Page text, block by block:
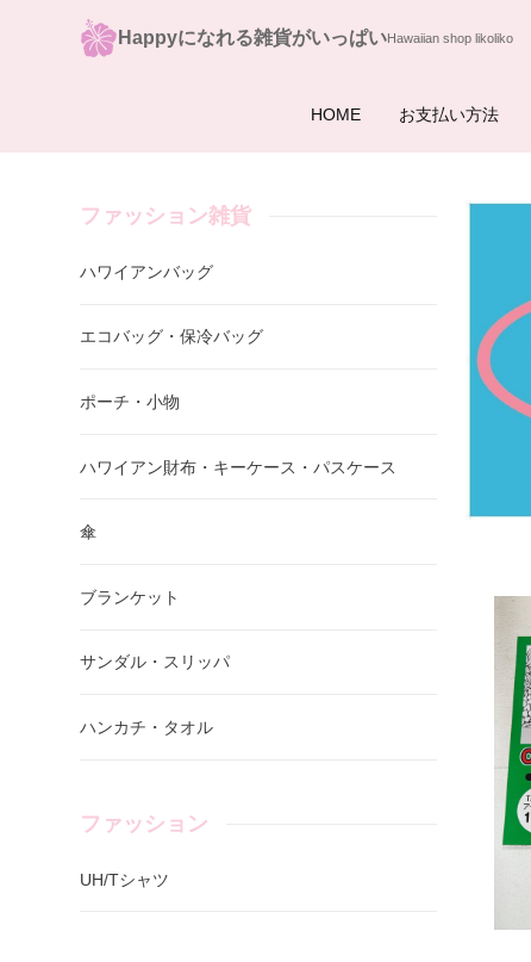
Happyになれる雑貨がいっぱい
HOME お支払い方法
ファッション雑貨
ハワイアンバッグ
エコバッグ・保冷バッグ
ポーチ・小物
ハワイアン財布・キーケース・パスケース
傘
ブランケット
サンダル・スリッパ
ハンカチ・タオル
ファッション
UH/Tシャツ